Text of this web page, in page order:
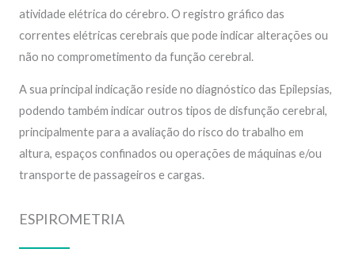
atividade elétrica do cérebro. O registro gráfico das
correntes elétricas cerebrais que pode indicar alterações ou
não no comprometimento da função cerebral.
A sua principal indicação reside no diagnóstico das Epilepsias,
podendo também indicar outros tipos de disfunção cerebral,
principalmente para a avaliação do risco do trabalho em
altura, espaços confinados ou operações de máquinas e/ou
transporte de passageiros e cargas.
ESPIROMETRIA